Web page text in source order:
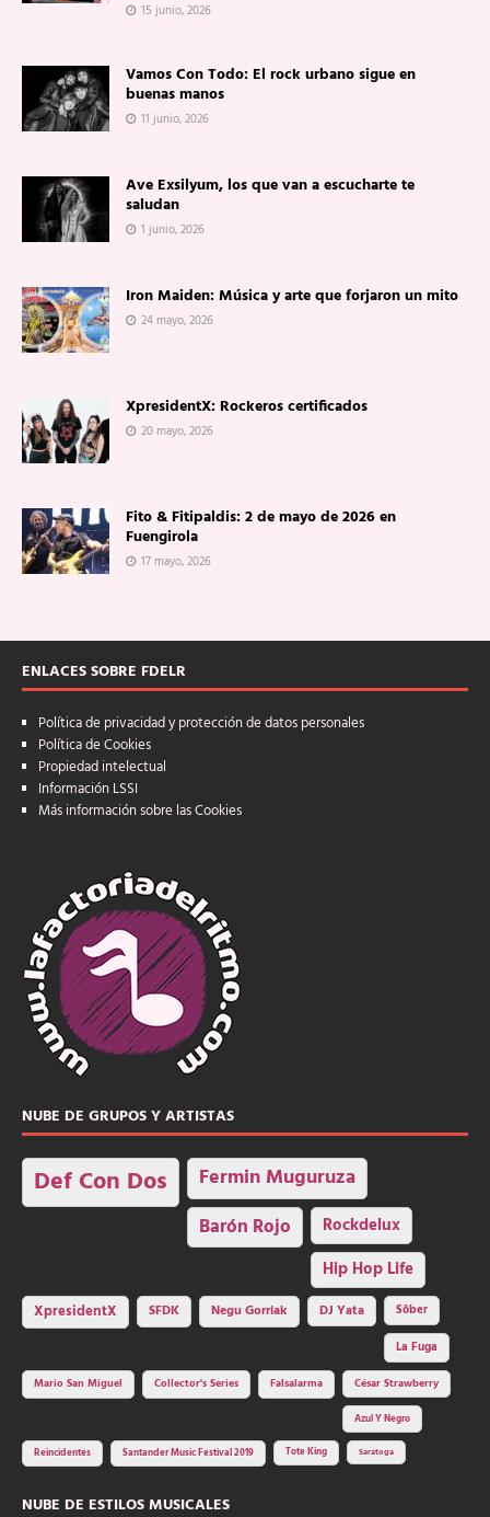
15 junio, 2026
Vamos Con Todo: El rock urbano sigue en
buenas manos
11 junio, 2026
Ave Exsilyum, los que van a escucharte te
saludan
1 junio, 2026
Iron Maiden: Música y arte que forjaron un mito
24 mayo, 2026
XpresidentX: Rockeros certificados
20 mayo, 2026
Fito & Fitipaldis: 2 de mayo de 2026 en
Fuengirola
17 mayo, 2026
ENLACES SOBRE FDELR
Política de privacidad y protección de datos personales
Política de Cookies
Propiedad intelectual
Información LSSI
Más información sobre las Cookies
NUBE DE GRUPOS Y ARTISTAS
Def Con Dos Fermin Muguruza
Barón Rojo Rockdelux
Hip Hop Life
XpresidentX SFDK Negu Gorriak DJ Yata
Sôber
La Fuga
Mario San Miguel
Collector's Series Falsalarma César Strawberry
Azul Y Negro
Reincidentes Santander Music Festival 2019 Tote King Saratoga
NUBE DE ESTILOS MUSICALES